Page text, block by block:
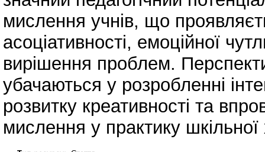
мислення учнів, що
асоціативності, емоційної
вирішення проблем.
убачаються у розробленні
розвитку креативності та
мислення у практику